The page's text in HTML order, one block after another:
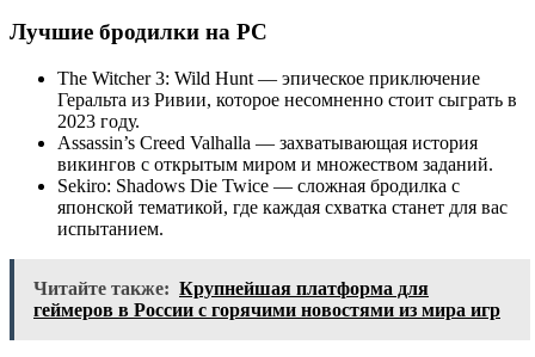
Лучшие бродилки на PC
The Witcher 3: Wild Hunt — эпическое приключение
Геральта из Ривии, которое несомненно стоит сыграть в
2023 году.
Assassin’s Creed Valhalla — захватывающая история
викингов с открытым миром и множеством заданий.
Sekiro: Shadows Die Twice — сложная бродилка с
японской тематикой, где каждая схватка станет для вас
испытанием.
Читайте также: Крупнейшая платформа для
геймеров в России с горячими новостями из мира игр